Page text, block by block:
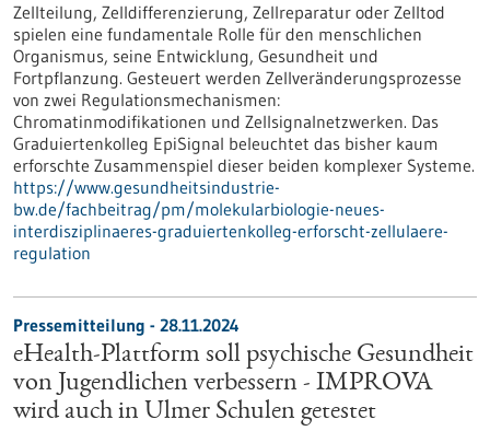
Zellteilung, Zelldifferenzierung, Zellreparatur oder Zelltod
spielen eine fundamentale Rolle für den menschlichen
Organismus, seine Entwicklung, Gesundheit und
Fortpflanzung. Gesteuert werden Zellveränderungsprozesse
von zwei Regulationsmechanismen:
Chromatinmodifikationen und Zellsignalnetzwerken. Das
Graduiertenkolleg EpiSignal beleuchtet das bisher kaum
erforschte Zusammenspiel dieser beiden komplexer Systeme.
https://www.gesundheitsindustrie-
bw.de/fachbeitrag/pm/molekularbiologie-neues-
interdisziplinaeres-graduiertenkolleg-erforscht-zellulaere-
regulation
Pressemitteilung - 28.11.2024
eHealth-Plattform soll psychische Gesundheit
von Jugendlichen verbessern - IMPROVA
wird auch in Ulmer Schulen getestet